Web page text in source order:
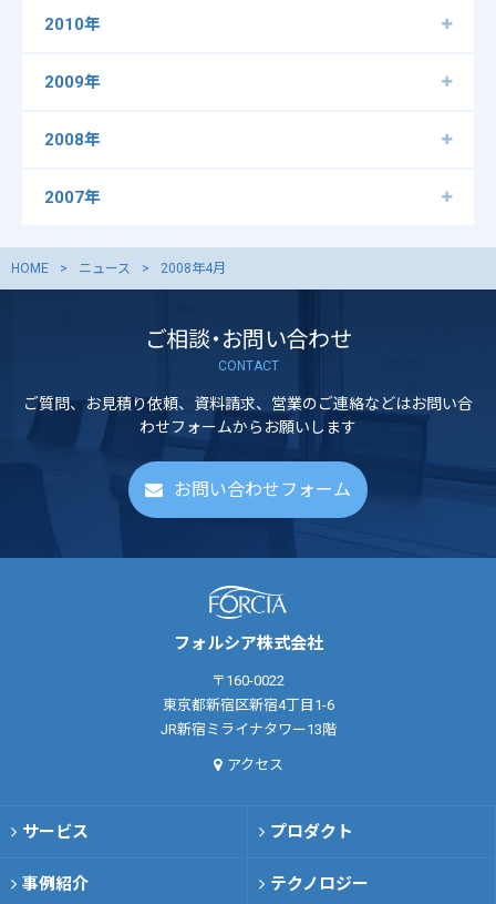
2010年
2009年
2008年
2007年
HOME ニュース 2008年4月
ご相談・お問い合わせ
CONTACT
ご質問、お見積り依頼、資料請求、営業のご連絡などはお問い合
わせフォームからお願いします
お問い合わせフォーム
フォルシア株式会社
〒160-0022
東京都新宿区新宿4丁目1-6
JR新宿ミライナタワー13階
アクセス
サービス プロダクト
事例紹介 テクノロジー